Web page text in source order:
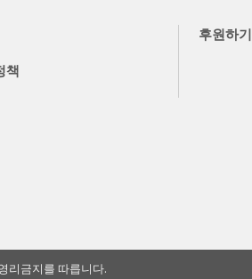
후원하기
책
리금지를 따릅니다.